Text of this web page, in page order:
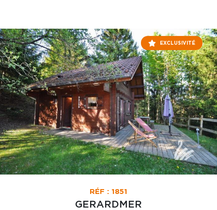
EXCLUSIVITÉ
RÉF : 1851
GERARDMER